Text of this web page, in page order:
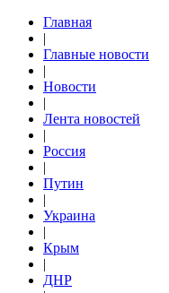
Главная
|
Главные новости
|
Новости
|
Лента новостей
|
Россия
|
Путин
|
Украина
|
Крым
|
ДНР